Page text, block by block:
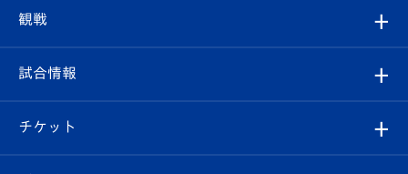
クラブ
試合情報
クラブ概要
エンブレム紹介
観戦
観戦ルール
はじめての観戦ガイド
試合情報
試合日程/結果
チケット